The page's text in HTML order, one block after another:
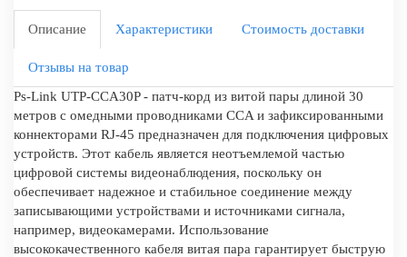
Описание Характеристики Стоимость доставки
Отзывы на товар
Ps-Link UTP-CCA30P - патч-корд из витой пары длиной 30
метров с омедными проводниками CCA и зафиксированными
коннекторами RJ-45 предназначен для подключения цифровых
устройств. Этот кабель является неотъемлемой частью
цифровой системы видеонаблюдения, поскольку он
обеспечивает надежное и стабильное соединение между
записывающими устройствами и источниками сигнала,
например, видеокамерами. Использование
высококачественного кабеля витая пара гарантирует быструю